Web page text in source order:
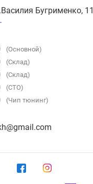
Бугрименко, 11
(Основной)
(Склад)
(Склад)
(СТО)
(Чип тюнинг)